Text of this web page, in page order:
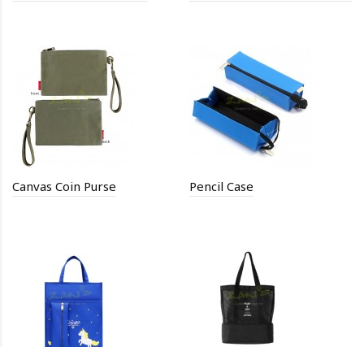
Canvas Coin Purse Pencil Case